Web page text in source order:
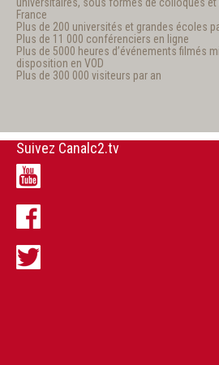
France
Plus de 200 universités et grandes écoles
Plus de 11 000 conférenciers en ligne
Plus de 5000 heures d’événements filmés
disposition en VOD
Plus de 300 000 visiteurs par an
Suivez Canalc2.tv